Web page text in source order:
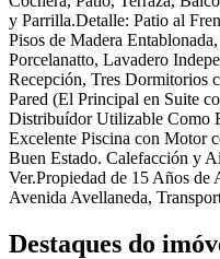
y Parrilla.Detalle: Patio al
Pisos de Madera
Porcelanatto, Lavadero
Recepción, Tres Dormitorios
Pared (El Principal en Suite
Distribuídor Utilizable Como
Excelente Piscina con Motor
Buen Estado. Calefacción y
Ver.Propiedad de 15 Años de
Avenida Avellaneda,
Destaques do